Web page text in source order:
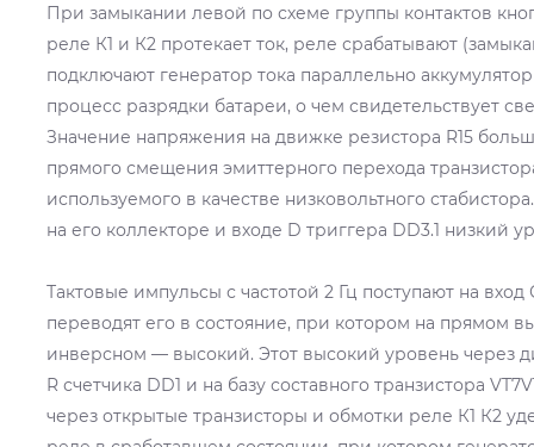
При замыкании левой по схеме группы контактов
реле К1 и К2 протекает ток, реле срабатывают
подключают генератор тока параллельно
процесс разрядки батареи, о чем свидетельствует
Значение напряжения на движке резистора R15
прямого смещения эмиттерного перехода
используемого в качестве низковольтного
на его коллекторе и входе D триггера DD3.1 низкий
Тактовые импульсы с частотой 2 Гц поступают на вход
переводят его в состояние, при котором на прямом
инверсном — высокий. Этот высокий уровень через
R счетчика DD1 и на базу составного транзистора
через открытые транзисторы и обмотки реле К1 К2